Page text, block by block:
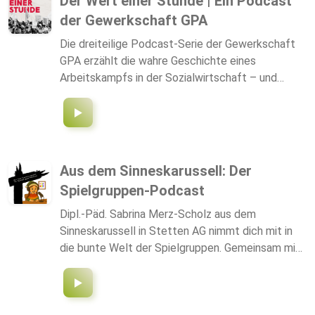
transdisziplinären Forschens. Das TD-Lab – Labor
für transdisziplinäre Forschung – erprobt und
stärkt den transdisziplinären Forschungsmodus im
Verbund der Berlin University Alliance und wird im
Rahmen der Exzellenzstrategie von Bund und
der Gewerkschaft GPA
Die dreiteilige Podcast-Serie der Gewerkschaft
GPA erzählt die wahre Geschichte eines
Arbeitskampfs in der Sozialwirtschaft – und
davon, wie Veränderung möglich wird, wenn man
gemeinsam dafür einsteht. Blicke hinter die
Kulissen einer Branche, die für uns alle da ist: sei
Betreuung. Und erfahre, wie aus einer Forderung
eine Bewegung wurde.
Aus dem Sinneskarussell: Der
Spielgruppen-Podcast
Dipl.-Päd. Sabrina Merz-Scholz aus dem
Sinneskarussell in Stetten AG nimmt dich mit in
die bunte Welt der Spielgruppen. Gemeinsam mit
anderen erfahrenen Spielgruppenleiterinnen
spricht sie über alles, was im Alltag mit den
Kleinsten wichtig ist – von A wie Ankommen im